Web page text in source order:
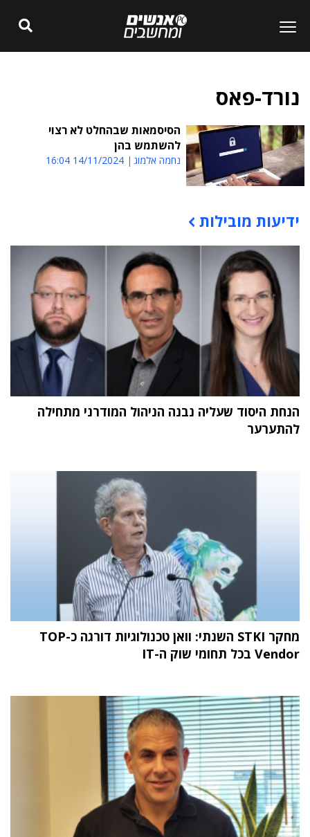
נורד-פאס
הסיסמאות שבהחלט לא רצוי
להשתמש בהן
נחמה אלמוג 14/11/2024 16:04
תוכן פרסומי
ידיעות מובילות
הנחת היסוד שעליה נבנה הניהול המודרני מתחילה
להתערער
מחקר STKI השנתי: וואן טכנולוגיות דורגה כ-TOP
Vendor בכל תחומי שוק ה-IT